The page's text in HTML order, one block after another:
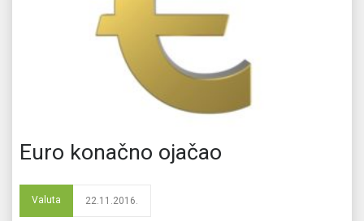
Euro konačno ojačao
Valuta 22.11.2016.